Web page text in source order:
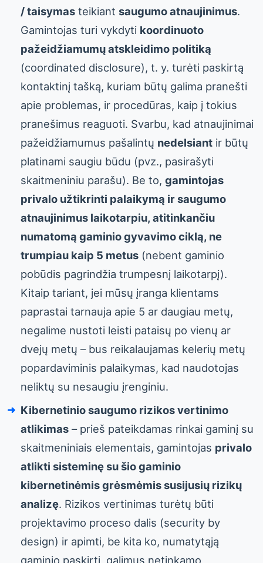
/ taisymas teikiantsaugumo atnaujinimus.
Gamintojas turi vykdyti koordinuoto
pažeidžiamumų atskleidimo politiką
(coordinated disclosure), t. y. turėti paskirtą
kontaktinį tašką, kuriam būtų galima pranešti
apie problemas, ir procedūras, kaip į tokius
pranešimus reaguoti. Svarbu, kad atnaujinimai
pažeidžiamumus pašalintų nedelsiant ir būtų
platinami saugiu būdu (pvz., pasirašyti
skaitmeniniu parašu). Be to,gamintojas
privalo užtikrinti palaikymą ir saugumo
atnaujinimus laikotarpiu, atitinkančiu
numatomą gaminio gyvavimo ciklą, ne
trumpiau kaip 5 metus (nebent gaminio
pobūdis pagrindžia trumpesnį laikotarpį).
Kitaip tariant, jei mūsų įranga klientams
paprastai tarnauja apie 5 ar daugiau metų,
negalime nustoti leisti pataisų po vienų ar
dvejų metų – bus reikalaujamas kelerių metų
popardaviminis palaikymas, kad naudotojas
neliktų su nesaugiu įrenginiu.
Kibernetinio saugumo rizikos vertinimo
atlikimas – prieš pateikdamas rinkai gaminį su
skaitmeniniais elementais, gamintojas privalo
atlikti sisteminę su šio gaminio
kibernetinėmis grėsmėmis susijusių rizikų
analizę. Rizikos vertinimas turėtų būti
projektavimo proceso dalis (security by
design) ir apimti, be kita ko, numatytąją
gaminio paskirtį, galimus netinkamo